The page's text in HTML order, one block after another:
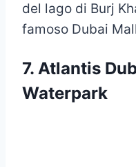
del lago di Burj
famoso Dubai
7. Atlantis
Waterpark